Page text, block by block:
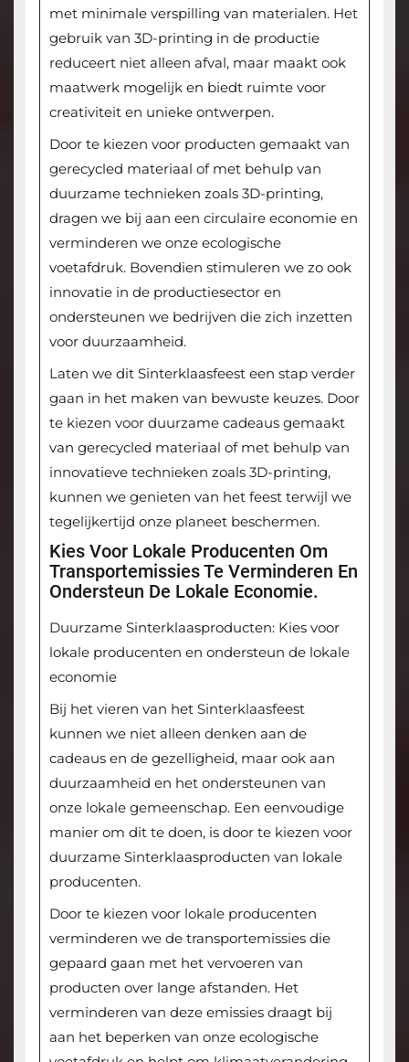
met minimale verspilling van materialen. Het
gebruik van 3D-printing in de productie
reduceert niet alleen afval, maar maakt ook
maatwerk mogelijk en biedt ruimte voor
creativiteit en unieke ontwerpen.
Door te kiezen voor producten gemaakt van
gerecycled materiaal of met behulp van
duurzame technieken zoals 3D-printing,
dragen we bij aan een circulaire economie en
verminderen we onze ecologische
voetafdruk. Bovendien stimuleren we zo ook
innovatie in de productiesector en
ondersteunen we bedrijven die zich inzetten
voor duurzaamheid.
Laten we dit Sinterklaasfeest een stap verder
gaan in het maken van bewuste keuzes. Door
te kiezen voor duurzame cadeaus gemaakt
van gerecycled materiaal of met behulp van
innovatieve technieken zoals 3D-printing,
kunnen we genieten van het feest terwijl we
tegelijkertijd onze planeet beschermen.
Kies Voor Lokale Producenten Om
Transportemissies Te Verminderen En
Ondersteun De Lokale Economie.
Duurzame Sinterklaasproducten: Kies voor
lokale producenten en ondersteun de lokale
economie
Bij het vieren van het Sinterklaasfeest
kunnen we niet alleen denken aan de
cadeaus en de gezelligheid, maar ook aan
duurzaamheid en het ondersteunen van
onze lokale gemeenschap. Een eenvoudige
manier om dit te doen, is door te kiezen voor
duurzame Sinterklaasproducten van lokale
producenten.
Door te kiezen voor lokale producenten
verminderen we de transportemissies die
gepaard gaan met het vervoeren van
producten over lange afstanden. Het
verminderen van deze emissies draagt bij
aan het beperken van onze ecologische